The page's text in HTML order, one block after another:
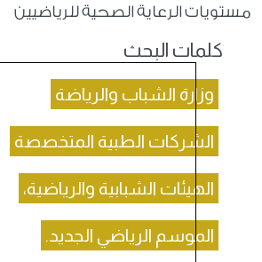
مستويات الرعاية الصحية للرياضيين
كلمات البحث
وزارة الشباب والرياضة
الشركات الطبية المتخصصة
الهيئات الشبابية والرياضية،
الموسم الرياضي الجديد.